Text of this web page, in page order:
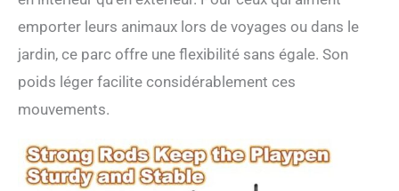
emporter leurs animaux lors de voyages ou dans le
jardin, ce parc offre une flexibilité sans égale. Son
poids léger facilite considérablement ces
mouvements.